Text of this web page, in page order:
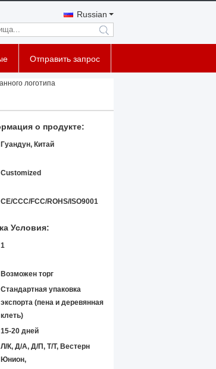
Russian
search
Отправить запрос
логотипа
о продукте:
Гуандун, Китай
Customized
CE/CCC/FCC/ROHS/ISO9001
Условия:
1
Возможен торг
Стандартная упаковка
экспорта (пена и деревянная
клеть)
15-20 дней
Л/К, Д/А, Д/П, Т/Т, Вестерн
Юнион,